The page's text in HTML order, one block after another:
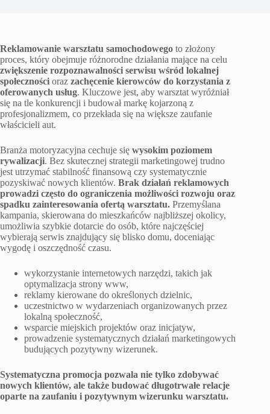
Reklamowanie warsztatu samochodowego to złożony
proces, który obejmuje różnorodne działania mające na celu
zwiększenie rozpoznawalności serwisu wśród lokalnej
społeczności oraz zachęcenie kierowców do korzystania z
oferowanych usług. Kluczowe jest, aby warsztat wyróżniał
się na tle konkurencji i budował markę kojarzoną z
profesjonalizmem, co przekłada się na większe zaufanie
właścicieli aut.
Branża motoryzacyjna cechuje się wysokim poziomem
rywalizacji. Bez skutecznej strategii marketingowej trudno
jest utrzymać stabilność finansową czy systematycznie
pozyskiwać nowych klientów. Brak działań reklamowych
prowadzi często do ograniczenia możliwości rozwoju oraz
spadku zainteresowania ofertą warsztatu. Przemyślana
kampania, skierowana do mieszkańców najbliższej okolicy,
umożliwia szybkie dotarcie do osób, które najczęściej
wybierają serwis znajdujący się blisko domu, doceniając
wygodę i oszczędność czasu.
wykorzystanie internetowych narzędzi, takich jak
optymalizacja strony www,
reklamy kierowane do określonych dzielnic,
uczestnictwo w wydarzeniach organizowanych przez
lokalną społeczność,
wsparcie miejskich projektów oraz inicjatyw,
prowadzenie systematycznych działań marketingowych
budujących pozytywny wizerunek.
Systematyczna promocja pozwala nie tylko zdobywać
nowych klientów, ale także budować długotrwałe relacje
oparte na zaufaniu i pozytywnym wizerunku warsztatu.